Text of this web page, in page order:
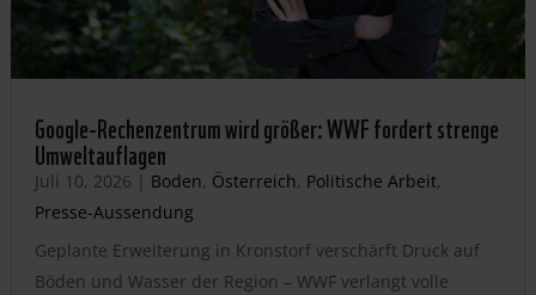
Google-Rechenzentrum wird größer: WWF fordert strenge
Umweltauflagen
Juli 10, 2026 | Boden, Österreich, Politische Arbeit,
Presse-Aussendung
Geplante Erweiterung in Kronstorf verschärft Druck auf
Böden und Wasser der Region – WWF verlangt volle